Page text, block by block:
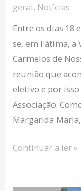
geral, Notícias
Entre os dias 18
se, em Fátima, a
Carmelos de
reunião que
eletivo e por
Associação.
Margarida Maria,
Continuar a ler »